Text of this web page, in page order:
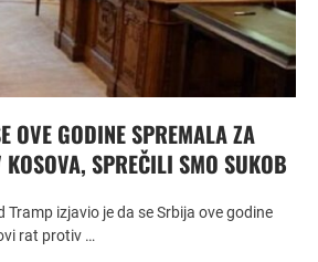
OVE GODINE SPREMALA ZA
SPREČILI SMO SUKOB
Tramp izjavio je da se Srbija ove godine
rat protiv …